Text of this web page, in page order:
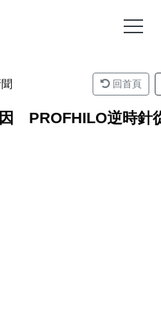
回首頁
PROFHILO逆時針